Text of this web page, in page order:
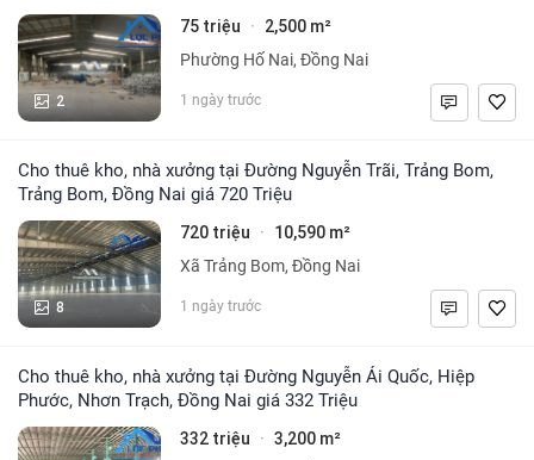
2
75 triệu · 2,500 m²
Phường Hố Nai, Đồng Nai
1 ngày trước
Cho thuê kho, nhà xưởng tại Đường Nguyễn Trãi, Trảng Bom,
Trảng Bom, Đồng Nai giá 720 Triệu
8
720 triệu · 10,590 m²
Xã Trảng Bom, Đồng Nai
1 ngày trước
Cho thuê kho, nhà xưởng tại Đường Nguyễn Ái Quốc, Hiệp
Phước, Nhơn Trạch, Đồng Nai giá 332 Triệu
332 triệu · 3,200 m²